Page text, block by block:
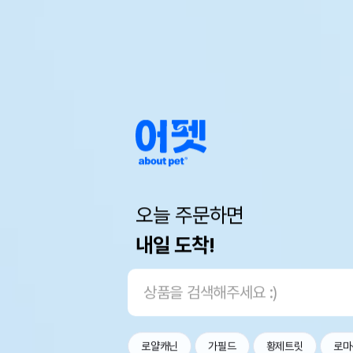
오늘 주문하면
내일 도착!
로얄캐닌 가필드 황제트릿 로